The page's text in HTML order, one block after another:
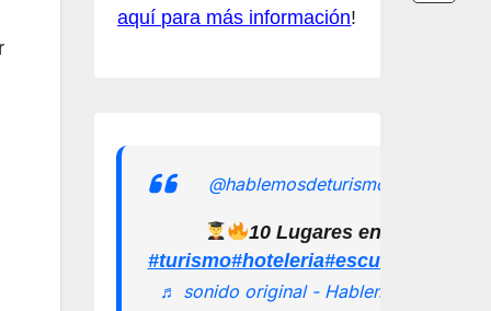
aquí para más información!
@hablemosdeturismomx
10 Lugares en los que
#turismo#hoteleria
♬ sonido original - Hablemos de